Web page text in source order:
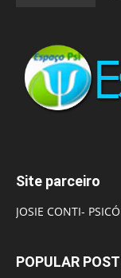
Site parceiro
JOSIE CONTI-
POPULAR